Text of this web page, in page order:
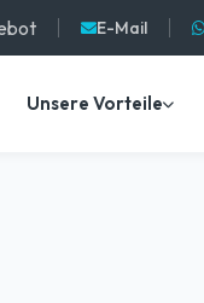
E-Mail
Unsere Vorteile